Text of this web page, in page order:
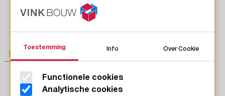
LinkedIn
Toestemming Info Over Cookie
Functionele cookies
Analytische cookies